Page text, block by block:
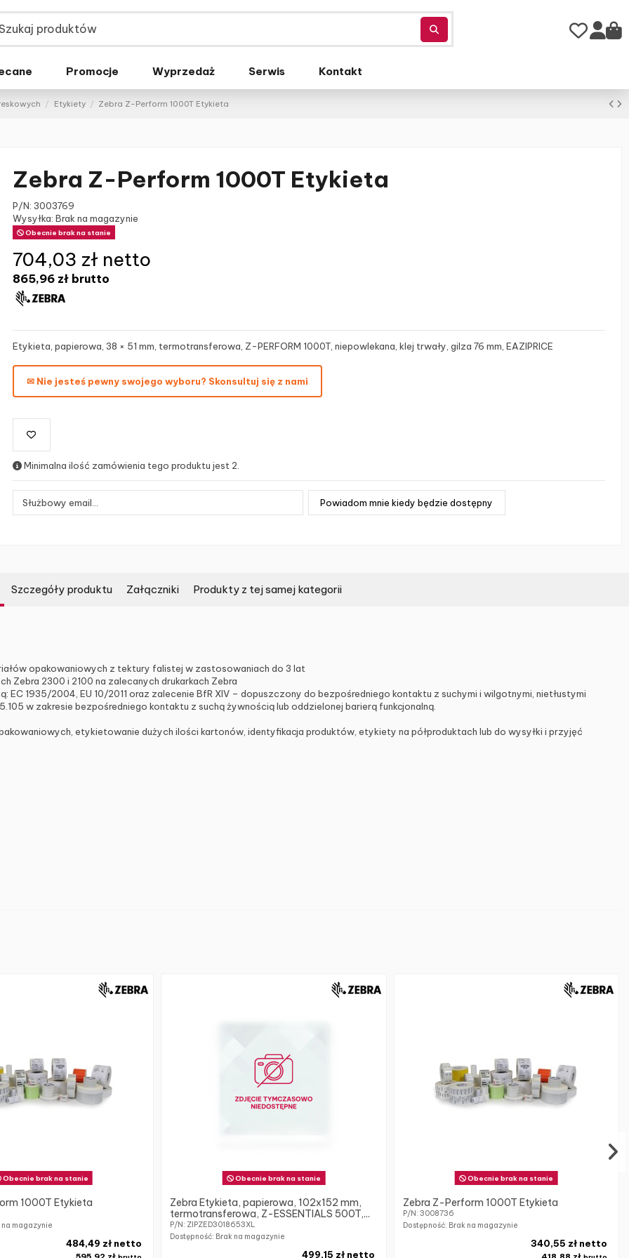
Promocje Wyprzedaż Serwis Kontakt
Etykiety Zebra Z-Perform 1000T Etykieta
Zebra Z-Perform 1000T Etykieta
P/N: 3003769
Wysyłka: Brak na magazynie
Obecnie brak na stanie
865,96 zł brutto
704,03 zł netto
Etykieta, papierowa, 38 × 51 mm, termotransferowa, Z-PERFORM 1000T, niepowlekana, klej trwały, gilza 76 mm, EAZIPRICE
✉ Nie jesteś pewny swojego wyboru? Skonsultuj się z nami
Minimalna ilość zamówienia tego produktu jest 2.
Szczegóły produktu Załączniki Produkty z tej samej kategorii
opakowaniowych z tektury falistej w zastosowaniach do 3 lat
Zebra 2300 i 2100 na zalecanych drukarkach Zebra
EC 1935/2004, EU 10/2011 oraz zalecenie BfR XIV – dopuszczony do bezpośredniego kontaktu z suchymi i wilgotnymi, nietłustymi
w zakresie bezpośredniego kontaktu z suchą żywnością lub oddzielonej barierą funkcjonalną.
etykietowanie dużych ilości kartonów, identyfikacja produktów, etykiety na półproduktach lub do wysyłki i przyjęć
Obecnie brak na stanie
1000T Etykieta
na magazynie
484,49 zł netto
Obecnie brak na stanie
Zebra Etykieta, papierowa, 102x152 mm,
termotransferowa, Z-ESSENTIALS 500T,...
P/N: ZIPZED3018653XL
Dostępność: Brak na magazynie
499,15 zł netto
Obecnie brak na stanie
Zebra Z-Perform 1000T Etykieta
P/N: 3008736
Dostępność: Brak na magazynie
340,55 zł netto